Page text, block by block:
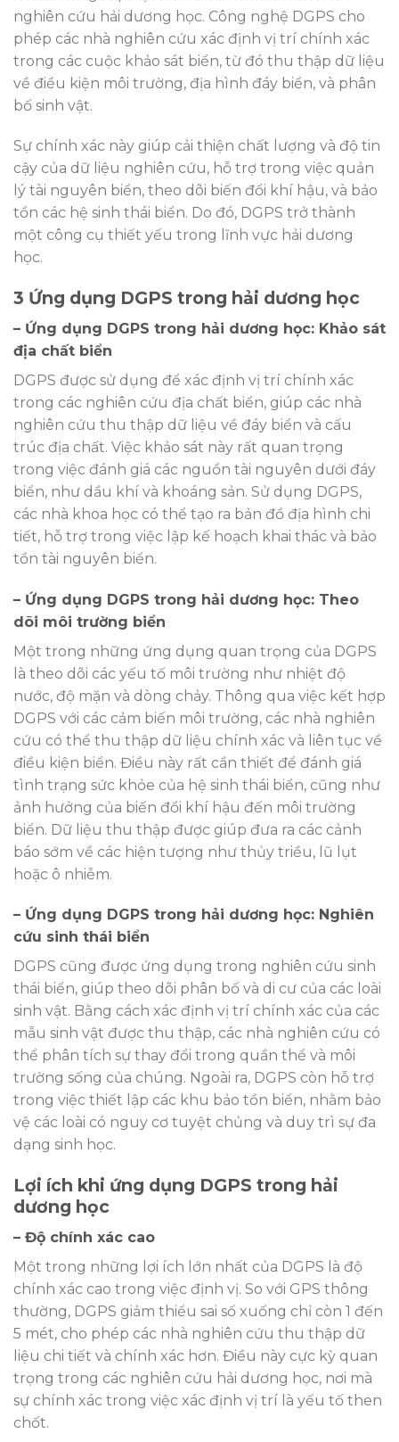
nghiên cứu hải dương học. Công nghệ DGPS cho
phép các nhà nghiên cứu xác định vị trí chính xác
trong các cuộc khảo sát biển, từ đó thu thập dữ liệu
về điều kiện môi trường, địa hình đáy biển, và phân
bố sinh vật.
Sự chính xác này giúp cải thiện chất lượng và độ tin
cậy của dữ liệu nghiên cứu, hỗ trợ trong việc quản
lý tài nguyên biển, theo dõi biến đổi khí hậu, và bảo
tồn các hệ sinh thái biển. Do đó, DGPS trở thành
một công cụ thiết yếu trong lĩnh vực hải dương
học.
3 Ứng dụng DGPS trong hải dương học
– Ứng dụng DGPS trong hải dương học: Khảo sát
địa chất biển
DGPS được sử dụng để xác định vị trí chính xác
trong các nghiên cứu địa chất biển, giúp các nhà
nghiên cứu thu thập dữ liệu về đáy biển và cấu
trúc địa chất. Việc khảo sát này rất quan trọng
trong việc đánh giá các nguồn tài nguyên dưới đáy
biển, như dầu khí và khoáng sản. Sử dụng DGPS,
các nhà khoa học có thể tạo ra bản đồ địa hình chi
tiết, hỗ trợ trong việc lập kế hoạch khai thác và bảo
tồn tài nguyên biển.
– Ứng dụng DGPS trong hải dương học: Theo
dõi môi trường biển
Một trong những ứng dụng quan trọng của DGPS
là theo dõi các yếu tố môi trường như nhiệt độ
nước, độ mặn và dòng chảy. Thông qua việc kết hợp
DGPS với các cảm biến môi trường, các nhà nghiên
cứu có thể thu thập dữ liệu chính xác và liên tục về
điều kiện biển. Điều này rất cần thiết để đánh giá
tình trạng sức khỏe của hệ sinh thái biển, cũng như
ảnh hưởng của biến đổi khí hậu đến môi trường
biển. Dữ liệu thu thập được giúp đưa ra các cảnh
báo sớm về các hiện tượng như thủy triều, lũ lụt
hoặc ô nhiễm.
– Ứng dụng DGPS trong hải dương học: Nghiên
cứu sinh thái biển
DGPS cũng được ứng dụng trong nghiên cứu sinh
thái biển, giúp theo dõi phân bố và di cư của các loài
sinh vật. Bằng cách xác định vị trí chính xác của các
mẫu sinh vật được thu thập, các nhà nghiên cứu có
thể phân tích sự thay đổi trong quần thể và môi
trường sống của chúng. Ngoài ra, DGPS còn hỗ trợ
trong việc thiết lập các khu bảo tồn biển, nhằm bảo
vệ các loài có nguy cơ tuyệt chủng và duy trì sự đa
dạng sinh học.
Lợi ích khi ứng dụng DGPS trong hải
dương học
– Độ chính xác cao
Một trong những lợi ích lớn nhất của DGPS là độ
chính xác cao trong việc định vị. So với GPS thông
thường, DGPS giảm thiểu sai số xuống chỉ còn 1 đến
5 mét, cho phép các nhà nghiên cứu thu thập dữ
liệu chi tiết và chính xác hơn. Điều này cực kỳ quan
trọng trong các nghiên cứu hải dương học, nơi mà
sự chính xác trong việc xác định vị trí là yếu tố then
chốt.